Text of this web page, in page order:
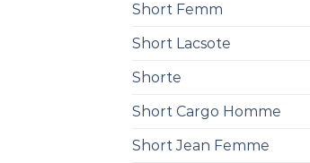
Short Femm
Short Lacsote
Shorte
Short Cargo Homme
Short Jean Femme